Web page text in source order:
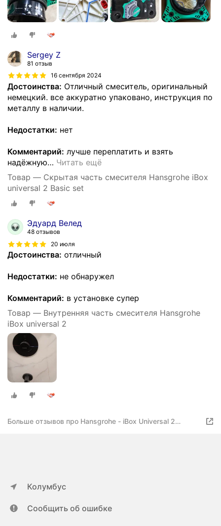
Sergey Z
81 отзыв
16 сентября 2024
Достоинства: Отличный смеситель, оригинальный
немецкий. все аккуратно упаковано, инструкция по
металлу в наличии.
Недостатки: нет
Комментарий: лучше переплатить и взять
надёжную… Читать ещё
Товар — Скрытая часть смесителя Hansgrohe iBox
universal 2 Basic set
Эдуард Велед
48 отзывов
20 июля
Достоинства: отличный
Недостатки: не обнаружел
Комментарий: в установке супер
Товар — Внутренняя часть смесителя Hansgrohe
iBox universal 2
Больше отзывов про Hansgrohe - iBox Universal 2
Колумбус
Сообщить об ошибке